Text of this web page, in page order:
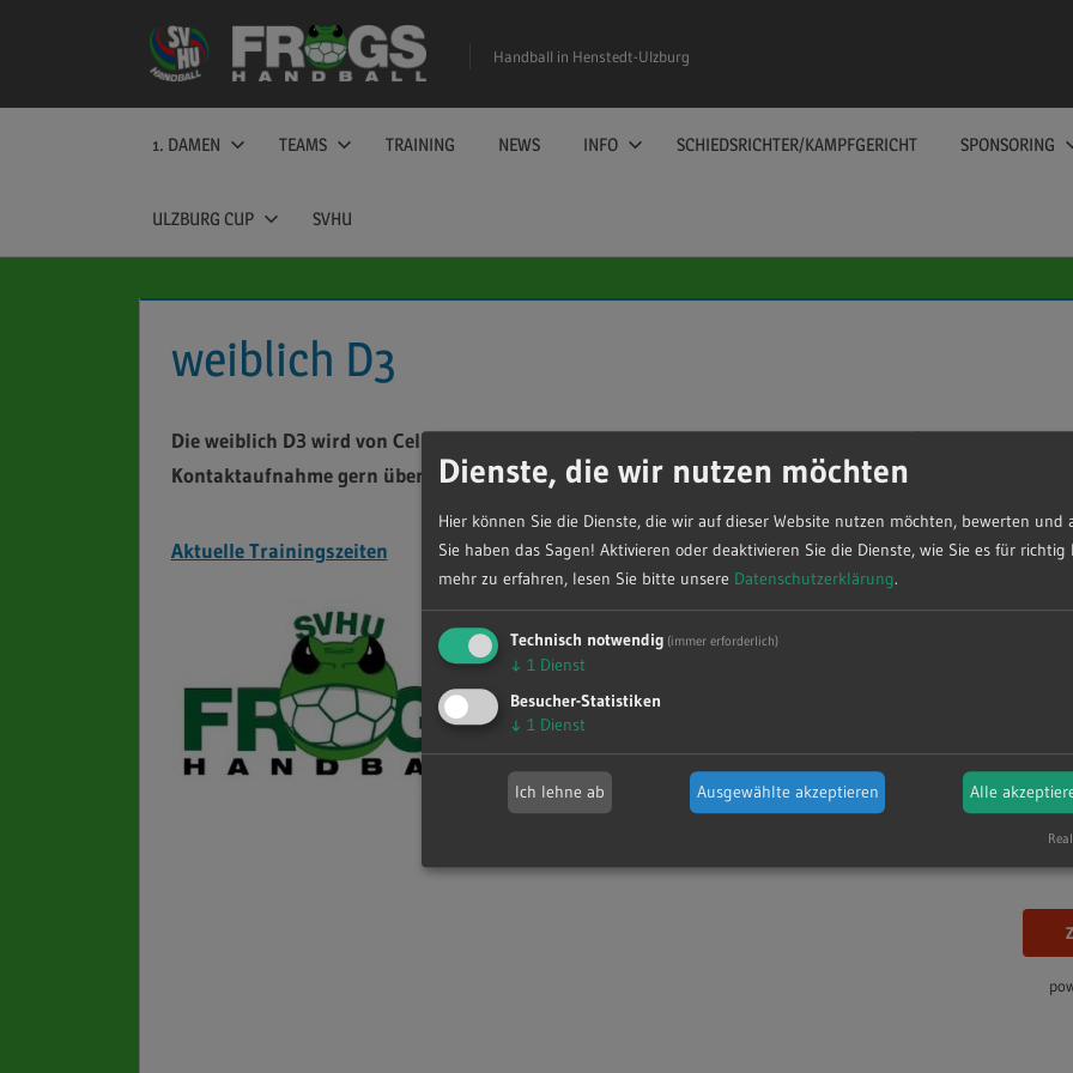
Handball in Henstedt-Ulzburg
1. DAMEN TEAMS TRAINING NEWS INFO SCHIEDSRICHTER/KAMPFGERICHT SPONSORING
ULZBURG CUP SVHU
weiblich D3
Die weiblich D3 wird von Celina Mielke trainiert und spielt in der Kreisliga Segeberg/Neumünster.
Kontaktaufnahme gern über denSpielbetrieb SVHU Handball
Aktuelle Trainingszeiten Spielplan und
SV Henstedt-
SG Todesfelde/
SV Henstedt-
Dienste, die wir nutzen möchten
Hier können Sie die Dienste, die wir auf dieser Website nutzen möchten, bewerten und
Sie haben das Sagen! Aktivieren oder deaktivieren Sie die Dienste, wie Sie es für richtig
mehr zu erfahren, lesen Sie bitte unsere Datenschutzerklärung.
Technisch notwendig (immer erforderlich)
↓ 1 Dienst
Besucher-Statistiken
↓ 1 Dienst
Ich lehne ab Ausgewählte akzeptieren Alle